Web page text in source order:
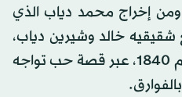
إخراج محمد دياب الذي
خالد وشيرين دياب،
وتدور أحداثه انطلاقاً من عام 1840، عبر قصة حب تواجه